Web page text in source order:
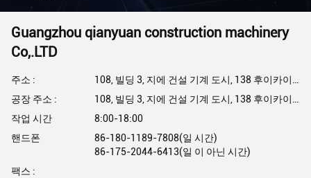
Guangzhou qianyuan construction machinery
Co,.LTD
주소 :
108, 빌딩 3, 지에 건설 기계 도시, 138 후이카이 도로, 둥푸 시, 천헤 지구, 광저우, 광둥, 중국
공장 주소 :
108, 빌딩 3, 지에 건설 기계 도시, 138 후이카이 도로, 둥푸 시, 천헤 지구, 광저우, 광둥, 중국
작업 시간
8:00-18:00
핸드폰
86-180-1189-7808(일 시간)
86-175-2044-6413(일 이 아닌 시간)
팩스 :